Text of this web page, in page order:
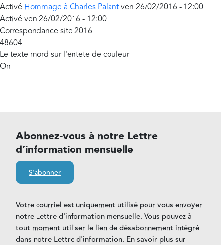
Activé Hommage à Charles Palantven 26/02/2016 - 12:00
Activé ven 26/02/2016 - 12:00
Correspondance site 2016
48604
Le texte mord sur l'entete de couleur
On
Abonnez-vous à notre Lettre
d’information mensuelle
S'abonner
Votre courriel est uniquement utilisé pour vous envoyer
notre Lettre d'information mensuelle. Vous pouvez à
tout moment utiliser le lien de désabonnement intégré
dans notre Lettre d'information. En savoir plus sur